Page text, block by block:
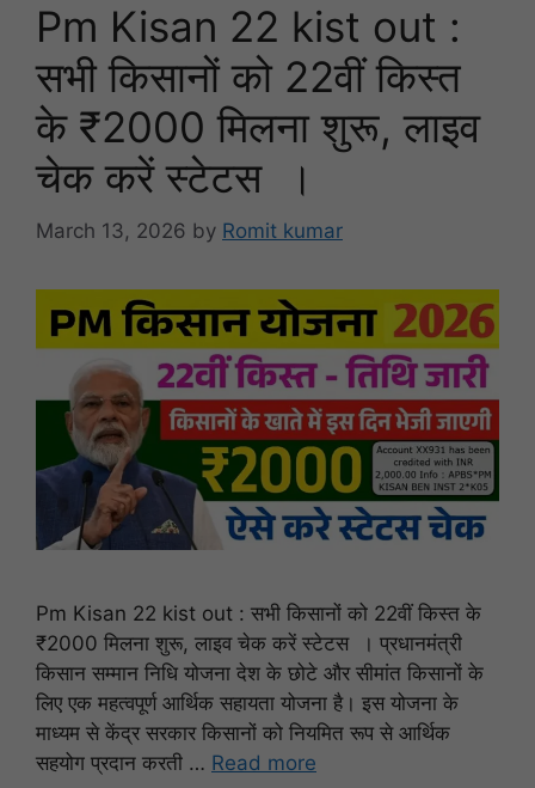
Pm Kisan 22 kist out :
सभी किसानों को 22वीं किस्त
के ₹2000 मिलना शुरू, लाइव
चेक करें स्टेटस ।
March 13, 2026 by Romit kumar
Pm Kisan 22 kist out : सभी किसानों को 22वीं किस्त के
₹2000 मिलना शुरू, लाइव चेक करें स्टेटस । प्रधानमंत्री
किसान सम्मान निधि योजना देश के छोटे और सीमांत किसानों के
लिए एक महत्वपूर्ण आर्थिक सहायता योजना है। इस योजना के
माध्यम से केंद्र सरकार किसानों को नियमित रूप से आर्थिक
सहयोग प्रदान करती … Read more